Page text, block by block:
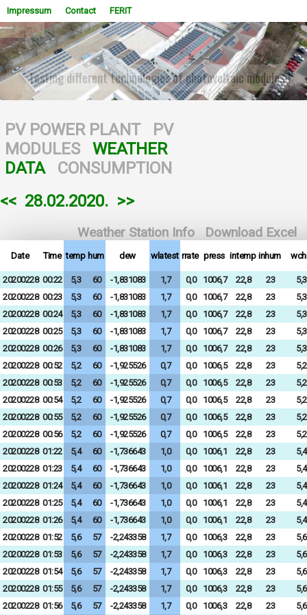
Impressum Contact FERIT
WOWSlider.com
RES Laboratory 2021
PV POWER PLANT
PV
MODULES
WEATHER
DATA
CONSUMPTION
<< 28.02.2020. >>
Download Excel
Weather Station Info
Date Time temp hum dew wlatest rrate press intemp inhum
20200228 00:22 5,3 60 -1,831083 1,7 0,0 1006,7 22,8 23
5,3
20200228 00:23 5,3 60 -1,831083 1,7 0,0 1006,7 22,8 23
5,3
20200228 00:24 5,3 60 -1,831083 1,7 0,0 1006,7 22,8 23
5,3
20200228 00:25 5,3 60 -1,831083 1,7 0,0 1006,7 22,8 23
5,3
20200228 00:26 5,3 60 -1,831083 1,7 0,0 1006,7 22,8 23
5,3
20200228 00:52 5,2 60 -1,925526 0,7 0,0 1006,5 22,8 23
5,2
20200228 00:53 5,2 60 -1,925526 0,7 0,0 1006,5 22,8 23
5,2
20200228 00:54 5,2 60 -1,925526 0,7 0,0 1006,5 22,8 23
5,2
20200228 00:55 5,2 60 -1,925526 0,7 0,0 1006,5 22,8 23
5,2
20200228 00:56 5,2 60 -1,925526 0,7 0,0 1006,5 22,8 23
5,2
20200228 01:22 5,4 60 -1,736643 1,0 0,0 1006,1 22,8 23
5,4
20200228 01:23 5,4 60 -1,736643 1,0 0,0 1006,1 22,8 23
5,4
20200228 01:24 5,4 60 -1,736643 1,0 0,0 1006,1 22,8 23
5,4
20200228 01:25 5,4 60 -1,736643 1,0 0,0 1006,1 22,8 23
5,4
20200228 01:26 5,4 60 -1,736643 1,0 0,0 1006,1 22,8 23
5,4
20200228 01:52 5,6 57 -2,243358 1,7 0,0 1006,3 22,8 23
5,6
20200228 01:53 5,6 57 -2,243358 1,7 0,0 1006,3 22,8 23
5,6
20200228 01:54 5,6 57 -2,243358 1,7 0,0 1006,3 22,8 23
5,6
20200228 01:55 5,6 57 -2,243358 1,7 0,0 1006,3 22,8 23
5,6
20200228 01:56 5,6 57 -2,243358 1,7 0,0 1006,3 22,8 23
5,6